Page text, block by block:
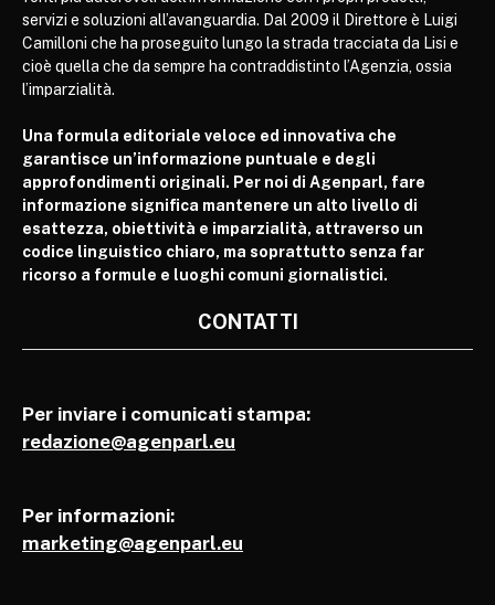
servizi e soluzioni all’avanguardia. Dal 2009 il Direttore è Luigi
Camilloni che ha proseguito lungo la strada tracciata da Lisi e
cioè quella che da sempre ha contraddistinto l’Agenzia, ossia
l’imparzialità.
Una formula editoriale veloce ed innovativa che
garantisce un’informazione puntuale e degli
approfondimenti originali. Per noi di Agenparl, fare
informazione significa mantenere un alto livello di
esattezza, obiettività e imparzialità, attraverso un
codice linguistico chiaro, ma soprattutto senza far
ricorso a formule e luoghi comuni giornalistici.
CONTATTI
Per inviare i comunicati stampa:
redazione@agenparl.eu
Per informazioni:
marketing@agenparl.eu